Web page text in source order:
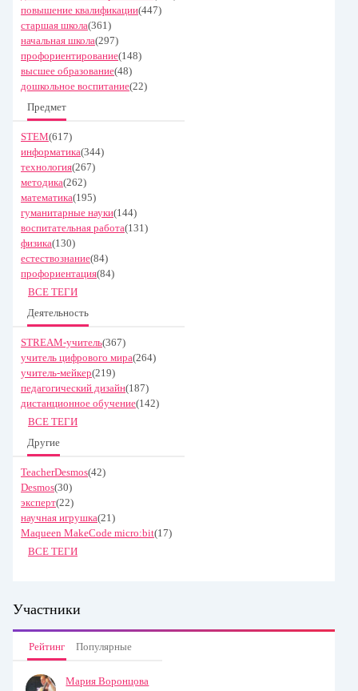
повышение квалификации(447)
старшая школа(361)
начальная школа(297)
профориентирование(148)
высшее образование(48)
дошкольное воспитание(22)
Предмет
STEM(617)
информатика(344)
технология(267)
методика(262)
математика(195)
гуманитарные науки(144)
воспитательная работа(131)
физика(130)
естествознание(84)
профориентация(84)
ВСЕ ТЕГИ
Деятельность
STREAM-учитель(367)
учитель цифрового мира(264)
учитель-мейкер(219)
педагогический дизайн(187)
дистанционное обучение(142)
ВСЕ ТЕГИ
Другие
TeacherDesmos(42)
Desmos(30)
эксперт(22)
научная игрушка(21)
Maqueen MakeCode micro:bit(17)
ВСЕ ТЕГИ
Участники
Рейтинг Популярные
Мария Воронцова